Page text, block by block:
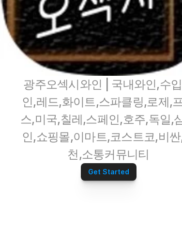
광주오섹시와인 | 국내와인,수
인,레드,화이트,스파클링,로제,
스,미국,칠레,스페인,호주,독일,
인,쇼핑몰,이마트,코스트코,비
천,소통커뮤니티
Get Started